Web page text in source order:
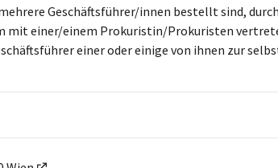
Geschäftsführer/innen bestellt sind,
mit einer/einem Prokuristin/Prokuristen
einer oder einige von ihnen zur